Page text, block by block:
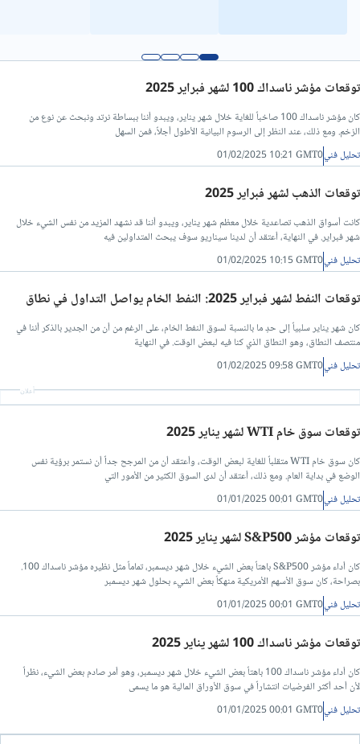
توقعات مؤشر ناسداك 100 لشهر فبراير 2025
كان مؤشر ناسداك 100 صاخباً للغاية خلال شهر يناير، ويبدو أننا ببساطة نرتد ونبحث عن نوع من
الزخم. ومع ذلك، عند النظر إلى الرسوم البيانية الأطول أجلاً، فمن السهل
تحليل فني01/02/2025 10:21 GMT0
توقعات الذهب لشهر فبراير 2025
كانت أسواق الذهب تصاعدية خلال معظم شهر يناير، ويبدو أننا قد نشهد المزيد من نفس الشيء خلال
شهر فبراير. في النهاية، أعتقد أن لدينا سيناريو سوف يبحث المتداولين فيه
تحليل فني01/02/2025 10:15 GMT0
توقعات النفط لشهر فبراير 2025: النفط الخام يواصل التداول في نطاق
كان شهر يناير سلبياً إلى حدٍ ما بالنسبة لسوق النفط الخام، على الرغم من أن من الجدير بالذكر أننا في
منتصف النطاق، وهو النطاق الذي كنا فيه لبعض الوقت. في النهاية
تحليل فني01/02/2025 09:58 GMT0
أعلان
توقعات سوق خام WTI لشهر يناير 2025
كان سوق خام WTI متقلباً للغاية لبعض الوقت، وأعتقد أن من المرجح جداً أن نستمر برؤية نفس
الوضع في بداية العام. ومع ذلك، أعتقد أن لدى السوق الكثير من الأمور التي
تحليل فني01/01/2025 00:01 GMT0
توقعات مؤشر S&P500 لشهر يناير 2025
كان أداء مؤشر S&P500 باهتاً بعض الشيء خلال شهر ديسمبر، تماماً مثل نظيره مؤشر ناسداك 100.
بصراحة، كان سوق الأسهم الأمريكية منهكاً بعض الشيء بحلول شهر ديسمبر
تحليل فني01/01/2025 00:01 GMT0
توقعات مؤشر ناسداك 100 لشهر يناير 2025
كان أداء مؤشر ناسداك 100 باهتاً بعض الشيء خلال شهر ديسمبر، وهو أمر صادم بعض الشيء، نظراً
لأن أحد أكثر الفرضيات انتشاراً في سوق الأوراق المالية هو ما يسمى
تحليل فني01/01/2025 00:01 GMT0